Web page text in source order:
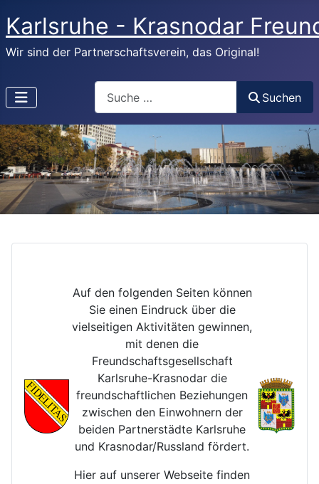
Karlsruhe - Krasnodar
Wir sind der Partnerschaftsverein, das Original!
Suchen
Auf den folgenden Seiten können
Sie einen Eindruck über die
vielseitigen Aktivitäten gewinnen,
mit denen die
Freundschaftsgesellschaft
Karlsruhe-Krasnodar die
freundschaftlichen Beziehungen
zwischen den Einwohnern der
beiden Partnerstädte Karlsruhe
und Krasnodar/Russland fördert.
Hier auf unserer Webseite finden